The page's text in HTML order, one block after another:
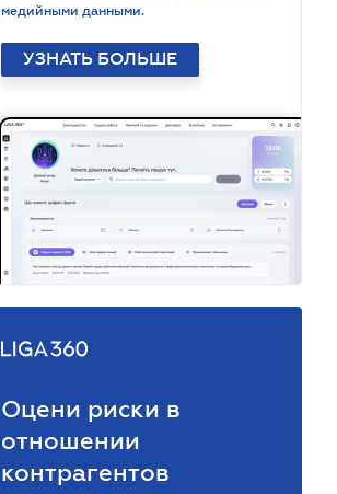
медийными данными.
УЗНАТЬ БОЛЬШЕ
Оцени риски в
отношении
контрагентов